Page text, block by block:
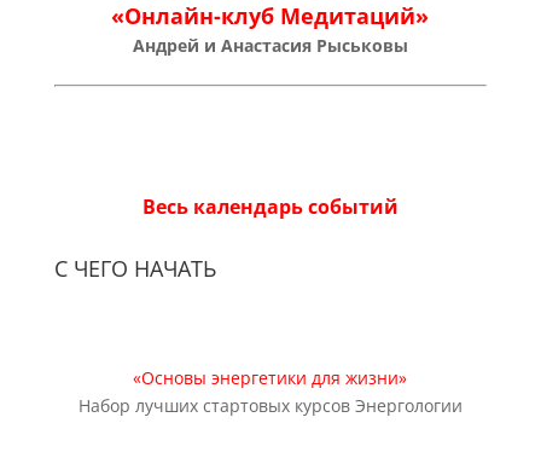
«Онлайн-клуб Медитаций»
Андрей и Анастасия Рыськовы
Весь календарь событий
С ЧЕГО НАЧАТЬ
«Основы энергетики для жизни»
Набор лучших стартовых курсов Энергологии